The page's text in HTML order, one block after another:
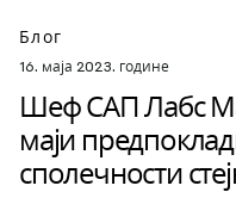
Блог
16. маја 2023. године
Шеф САП Лабс
маји
сполечности